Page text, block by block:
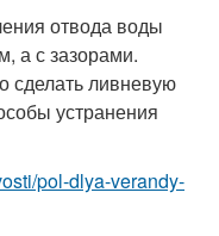
отвода воды
а с зазорами.
сделать ливневую
устранения
pol-dlya-verandy-